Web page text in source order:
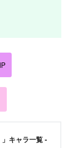
」キャラ一覧 -